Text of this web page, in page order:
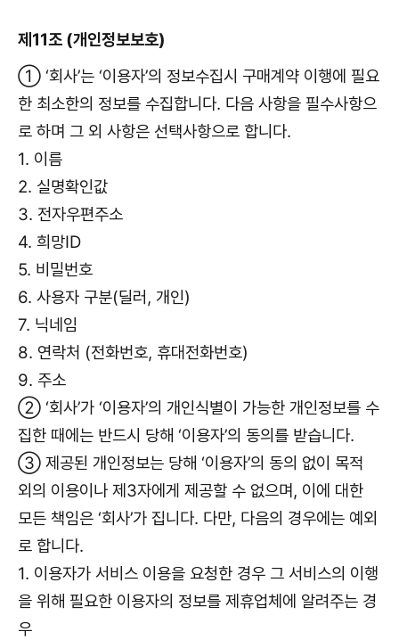
제11조 (개인정보보호)
① ‘회사’는 ‘이용자’의 정보수집시 구매계약 이행에 필요
한 최소한의 정보를 수집합니다. 다음 사항을 필수사항으
로 하며 그 외 사항은 선택사항으로 합니다.
1. 이름
2. 실명확인값
3. 전자우편주소
4. 희망ID
5. 비밀번호
6. 사용자 구분(딜러, 개인)
7. 닉네임
8. 연락처 (전화번호, 휴대전화번호)
9. 주소
② ‘회사’가 ‘이용자’의 개인식별이 가능한 개인정보를 수
집한 때에는 반드시 당해 ‘이용자’의 동의를 받습니다.
③ 제공된 개인정보는 당해 ‘이용자’의 동의 없이 목적
외의 이용이나 제3자에게 제공할 수 없으며, 이에 대한
모든 책임은 ‘회사’가 집니다. 다만, 다음의 경우에는 예외
로 합니다.
1. 이용자가 서비스 이용을 요청한 경우 그 서비스의 이행
을 위해 필요한 이용자의 정보를 제휴업체에 알려주는 경
우